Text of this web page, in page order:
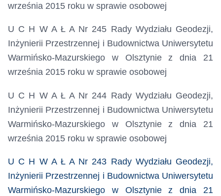
września 2015 roku w sprawie osobowej
U C H W A Ł A Nr 245 Rady Wydziału Geodezji,
Inżynierii Przestrzennej i Budownictwa Uniwersytetu
Warmińsko-Mazurskiego w Olsztynie z dnia 21
września 2015 roku w sprawie osobowej
U C H W A Ł A Nr 244 Rady Wydziału Geodezji,
Inżynierii Przestrzennej i Budownictwa Uniwersytetu
Warmińsko-Mazurskiego w Olsztynie z dnia 21
września 2015 roku w sprawie osobowej
U C H W A Ł A Nr 243 Rady Wydziału Geodezji,
Inżynierii Przestrzennej i Budownictwa Uniwersytetu
Warmińsko-Mazurskiego w Olsztynie z dnia 21